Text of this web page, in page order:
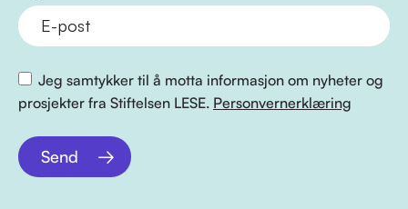
Jeg samtykker til å motta informasjon om nyheter og
prosjekter fra Stiftelsen LESE. Personvernerklæring
Send